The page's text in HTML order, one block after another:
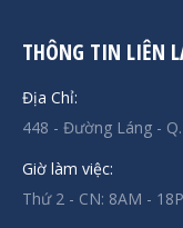
THÔNG TIN LIÊN
Địa Chỉ:
448 - Đường Láng -
Giờ làm việc:
Thứ 2 - CN: 8AM -